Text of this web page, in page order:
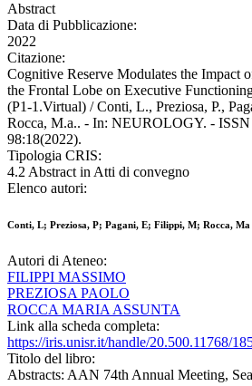
Abstract
Data di Pubblicazione:
2022
Citazione:
Cognitive Reserve Modulates the Impact
the Frontal Lobe on Executive
(P1-1.Virtual) / Conti, L., Preziosa, P.,
Rocca, M.a.. - In: NEUROLOGY. - ISSN
98:18(2022).
Tipologia CRIS:
4.2 Abstract in Atti di convegno
Elenco autori:
Conti, L; Preziosa, P; Pagani, E; Filippi, M; Rocca, Ma
Autori di Ateneo:
FILIPPI MASSIMO
PREZIOSA PAOLO
ROCCA MARIA ASSUNTA
Link alla scheda completa:
https://iris.unisr.it/handle/20.500.11768/
Titolo del libro:
Abstracts: AAN 74th Annual Meeting,